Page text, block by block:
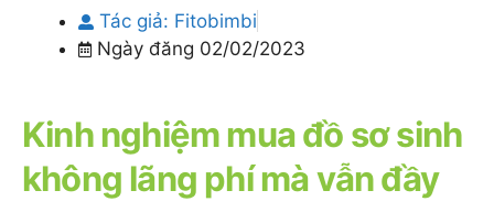
Tác giả: Fitobimbi
Ngày đăng 02/02/2023
Kinh nghiệm mua đồ sơ sinh
không lãng phí mà vẫn đầy